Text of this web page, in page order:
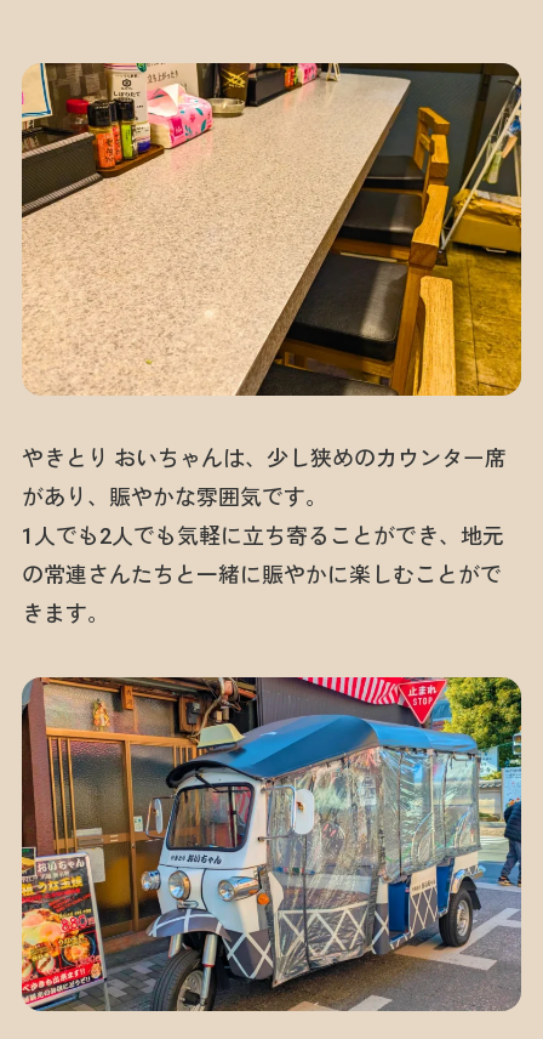
やきとり おいちゃんは、少し狭めのカウンター席
があり、賑やかな雰囲気です。
1人でも2人でも気軽に立ち寄ることができ、地元
の常連さんたちと一緒に賑やかに楽しむことがで
きます。